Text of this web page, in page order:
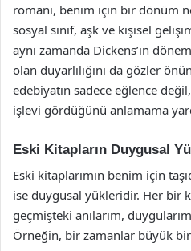
romanı, benim için bir dönüm
sosyal sınıf, aşk ve kişisel
aynı zamanda Dickens’ın
olan duyarlılığını da gözler
edebiyatın sadece eğlence
işlevi gördüğünü anlamama
Eski Kitapların Duygusal
Eski kitaplarımın benim için
ise duygusal yükleridir. Her bir
geçmişteki anılarım,
Örneğin, bir zamanlar büyük